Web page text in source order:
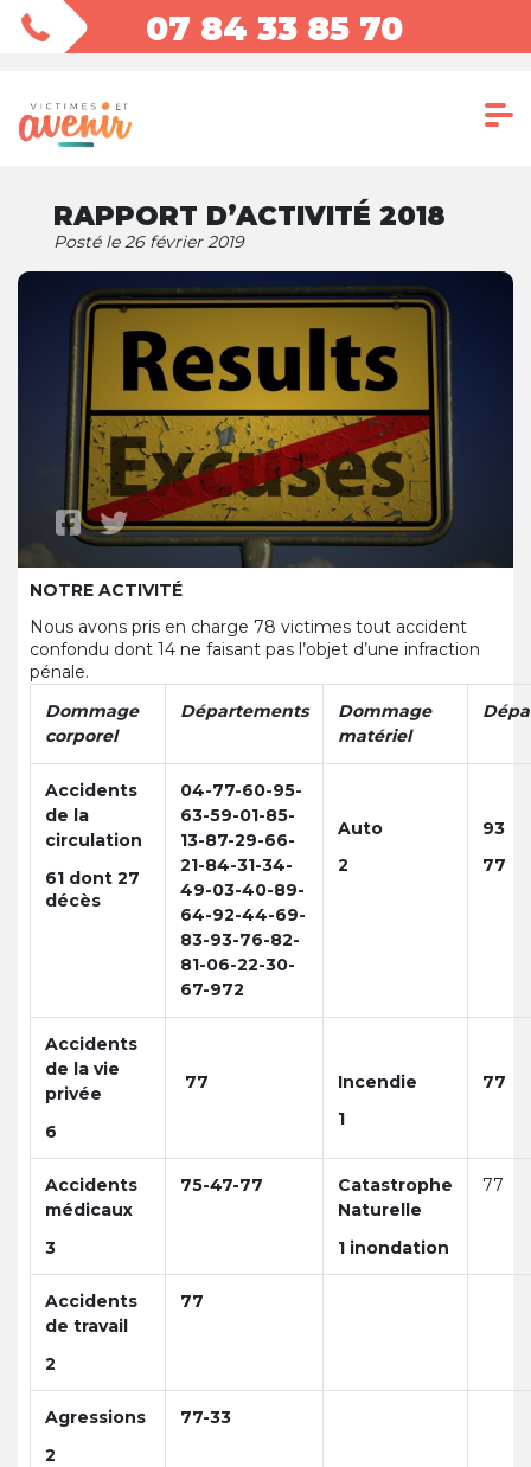
07 84 33 85 70
RAPPORT D’ACTIVITÉ 2018
Posté le 26 février 2019
NOTRE ACTIVITÉ
Nous avons pris en charge 78 victimes tout accident
confondu dont 14 ne faisant pas l’objet d’une infraction
pénale.
Dommage
corporel
Départements
Dommage
matériel
Accidents
de la
circulation
61 dont 27
décès
04-77-60-95-
63-59-01-85-
13-87-29-66-
21-84-31-34-
49-03-40-89-
64-92-44-69-
83-93-76-82-
81-06-22-30-
67-972
Auto
2
93
77
Accidents
de la vie
privée
6
77
Incendie
1
77
Accidents
médicaux
3
75-47-77
Catastrophe
Naturelle
1 inondation
77
Accidents
de travail
2
77
Agressions
2
77-33